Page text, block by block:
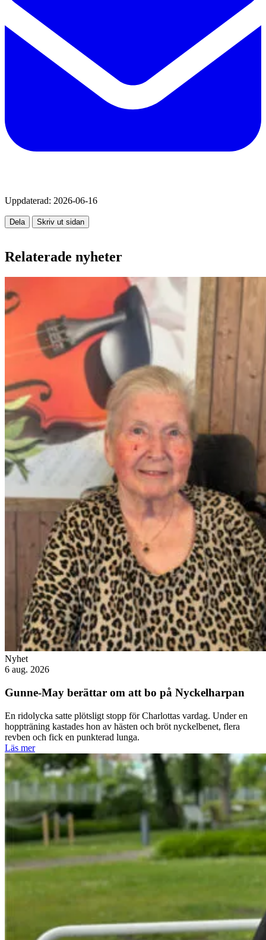
Uppdaterad: 2026-06-16
Dela Skriv ut sidan
Relaterade nyheter
Nyhet
6 aug. 2026
Gunne-May berättar om att bo på Nyckelharpan
En ridolycka satte plötsligt stopp för Charlottas vardag. Under en
hoppträning kastades hon av hästen och bröt nyckelbenet, flera
revben och fick en punkterad lunga.
Läs mer